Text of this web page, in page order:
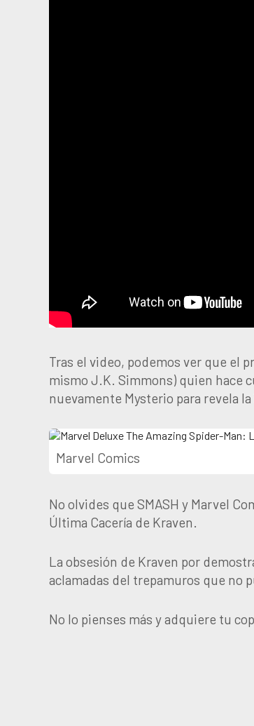
Tras el video, podemos ver que el
mismo J.K. Simmons) quien hace
nuevamente Mysterio para revela
Marvel Comics
No olvides que SMASH y Marvel
Última Cacería de Kraven.
La obsesión de Kraven por
aclamadas del trepamuros que no
No lo pienses más y adquiere tu